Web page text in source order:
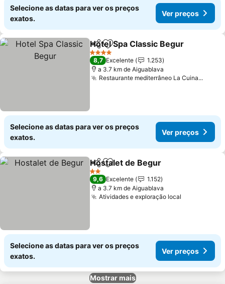
Selecione as datas para ver os preços
exatos.
Ver preços
PartilharAdicionar aos favoritos
Hotel Spa Classic Begur
4 Estrelas
8,7 Excelente
1.253
a 3.7 km de Aiguablava
Restaurante mediterrâneo La Cuina...Ver
Selecione as datas para ver os preços
exatos.
Ver preços
PartilharAdicionar aos favoritos
Hostalet de Begur
2 Estrelas
9,6 Excelente
1.152
a 3.7 km de Aiguablava
Atividades e exploração local
Selecione as datas para ver os preços
exatos.
Ver preços
Mostrar mais